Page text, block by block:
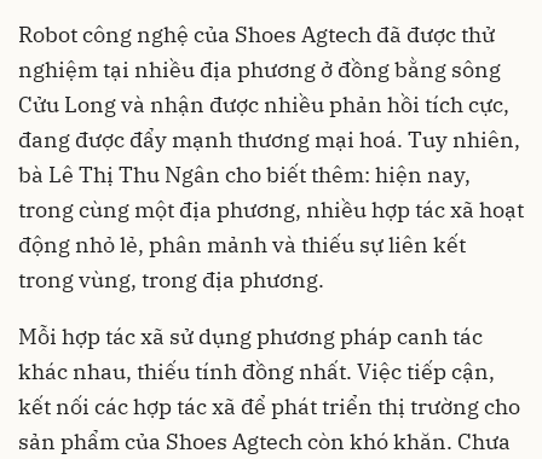
Robot công nghệ của Shoes Agtech đã được thử
nghiệm tại nhiều địa phương ở đồng bằng sông
Cửu Long và nhận được nhiều phản hồi tích cực,
đang được đẩy mạnh thương mại hoá. Tuy nhiên,
bà Lê Thị Thu Ngân cho biết thêm: hiện nay,
trong cùng một địa phương, nhiều hợp tác xã hoạt
động nhỏ lẻ, phân mảnh và thiếu sự liên kết
trong vùng, trong địa phương.
Mỗi hợp tác xã sử dụng phương pháp canh tác
khác nhau, thiếu tính đồng nhất. Việc tiếp cận,
kết nối các hợp tác xã để phát triển thị trường cho
sản phẩm của Shoes Agtech còn khó khăn. Chưa